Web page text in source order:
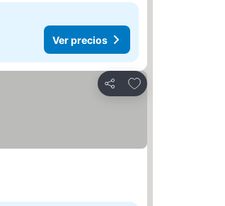
Ver precios
Compartir
Agregar a favoritos